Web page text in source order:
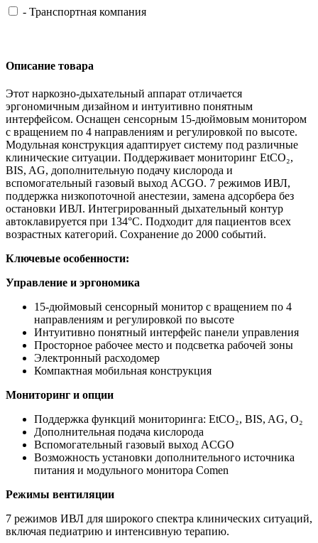
- Транспортная компания
Описание товара
Этот наркозно-дыхательный аппарат отличается
эргономичным дизайном и интуитивно понятным
интерфейсом. Оснащен сенсорным 15-дюймовым монитором
с вращением по 4 направлениям и регулировкой по высоте.
Модульная конструкция адаптирует систему под различные
клинические ситуации. Поддерживает мониторинг EtCO₂,
BIS, AG, дополнительную подачу кислорода и
вспомогательный газовый выход ACGO. 7 режимов ИВЛ,
поддержка низкопоточной анестезии, замена адсорбера без
остановки ИВЛ. Интегрированный дыхательный контур
автоклавируется при 134°C. Подходит для пациентов всех
возрастных категорий. Сохранение до 2000 событий.
Ключевые особенности:
Управление и эргономика
15-дюймовый сенсорный монитор с вращением по 4
направлениям и регулировкой по высоте
Интуитивно понятный интерфейс панели управления
Просторное рабочее место и подсветка рабочей зоны
Электронный расходомер
Компактная мобильная конструкция
Мониторинг и опции
Поддержка функций мониторинга: EtCO₂, BIS, AG, O₂
Дополнительная подача кислорода
Вспомогательный газовый выход ACGO
Возможность установки дополнительного источника
питания и модульного монитора Comen
Режимы вентиляции
7 режимов ИВЛ для широкого спектра клинических ситуаций,
включая педиатрию и интенсивную терапию.